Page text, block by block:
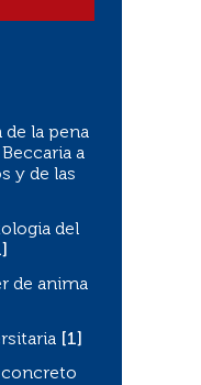
pena en el
de la pena
a
y de las
del alma en Tomás
del
del avicenna
de anima
[1]
concreto